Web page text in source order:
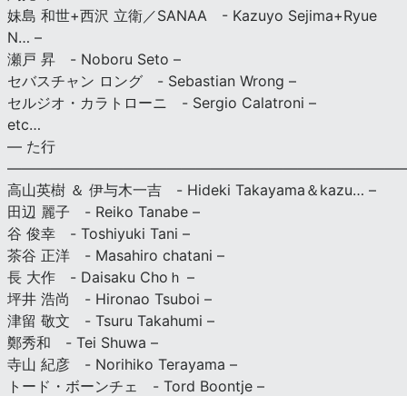
妹島 和世+西沢 立衛／SANAA - Kazuyo Sejima+Ryue
N… –
瀬戸 昇 - Noboru Seto –
セバスチャン ロング - Sebastian Wrong –
セルジオ・カラトローニ - Sergio Calatroni –
etc…
— た行
高山英樹 ＆ 伊与木一吉 - Hideki Takayama＆kazu… –
田辺 麗子 - Reiko Tanabe –
谷 俊幸 - Toshiyuki Tani –
茶谷 正洋 - Masahiro chatani –
長 大作 - Daisaku Choｈ –
坪井 浩尚 - Hironao Tsuboi –
津留 敬文 - Tsuru Takahumi –
鄭秀和 - Tei Shuwa –
寺山 紀彦 - Norihiko Terayama –
トード・ボーンチェ - Tord Boontje –